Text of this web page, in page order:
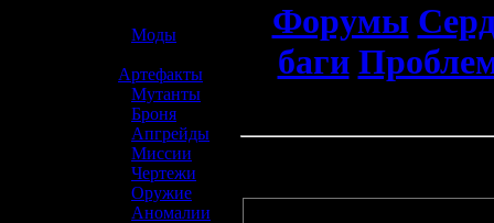
Моды
Артефакты
Мутанты
Броня
Апгрейды
Миссии
Чертежи
Оружие
Аномалии
Форумы
баги